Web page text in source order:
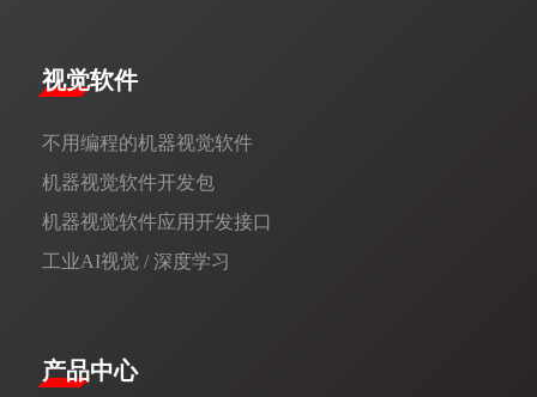
视觉软件
不用编程的机器视觉软件
机器视觉软件开发包
机器视觉软件应用开发接口
工业AI视觉 / 深度学习
产品中心